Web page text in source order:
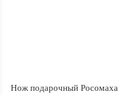
Нож подарочный Росомаха